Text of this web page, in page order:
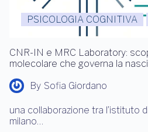
PSICOLOGIA COGNITIVA
CNR-IN e MRC Laboratory:
molecolare che governa la
By Sofia Giordano
una collaborazione tra l’istituto
milano…